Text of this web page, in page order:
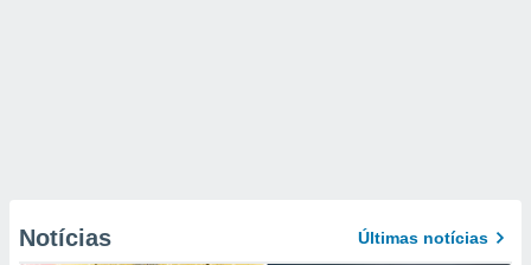
Notícias Últimas notícias